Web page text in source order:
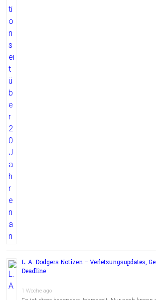
L. A. Dodgers Notizen – Verletzungsupdates,
Deadline
1 Woche ago